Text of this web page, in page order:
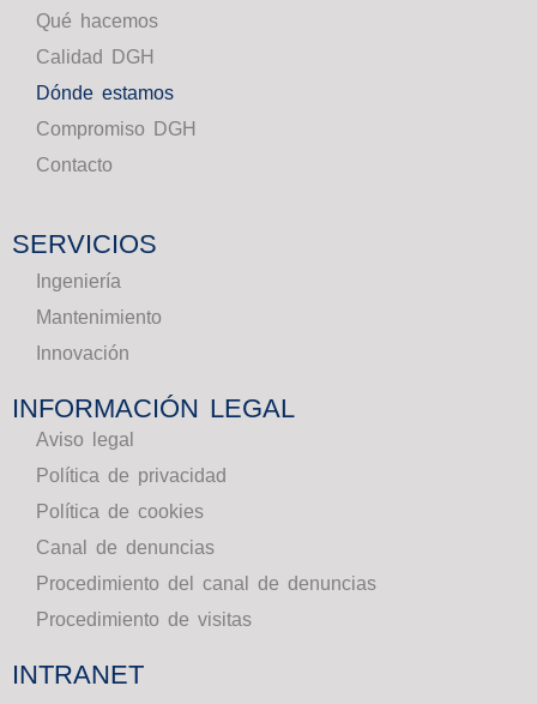
Qué hacemos
Calidad DGH
Dónde estamos
Compromiso DGH
Contacto
SERVICIOS
Ingeniería
Mantenimiento
Innovación
INFORMACIÓN LEGAL
Aviso legal
Política de privacidad
Política de cookies
Canal de denuncias
Procedimiento del canal de denuncias
Procedimiento de visitas
INTRANET